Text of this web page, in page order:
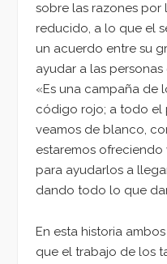
sobre las razones por
reducido, a lo que el
un acuerdo entre su
ayudar a las
«Es una campaña de
código rojo; a todo el
veamos de blanco,
estaremos
para ayudarlos a
dando todo lo que
En esta historia
que el trabajo de los